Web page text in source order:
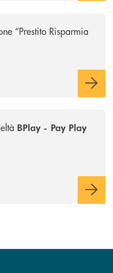
“Prestito Risparmia
BPlay - Pay Play